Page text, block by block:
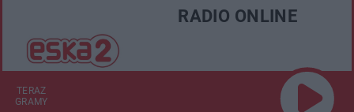
RADIO ONLINE
TERAZ
GRAMY